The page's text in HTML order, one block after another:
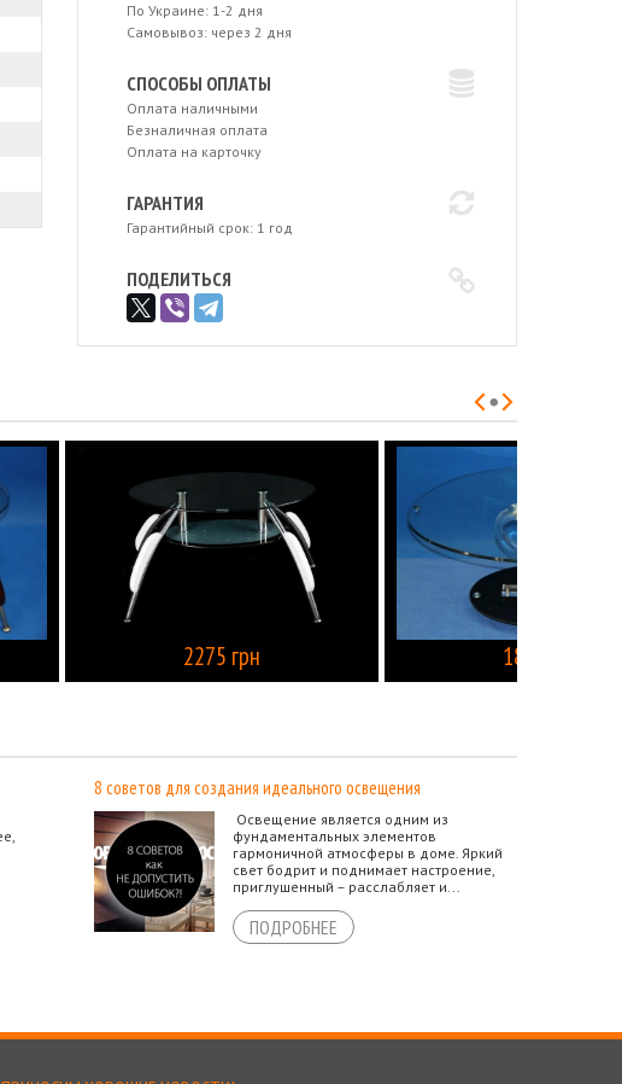
По Украине: 1-2 дня
Самовывоз: через 2 дня
СПОСОБЫ ОПЛАТЫ
Оплата наличными
Безналичная оплата
Оплата на карточку
ГАРАНТИЯ
Гарантийный срок: 1 год
ПОДЕЛИТЬСЯ
2275 грн 1885 грн
8 советов для создания идеального освещения
Освещение является одним из
фундаментальных элементов
гармоничной атмосферы в доме. Яркий
свет бодрит и поднимает настроение,
приглушенный – расслабляет и...
ПОДРОБНЕЕ